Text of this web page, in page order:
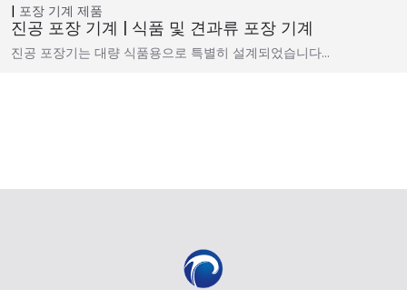
포장 기계 제품
진공 포장 기계 | 식품 및 견과류 포장 기계
진공 포장기는 대량 식품용으로 특별히 설계되었습니다…